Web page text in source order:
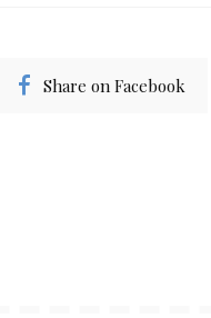
Share on Facebook